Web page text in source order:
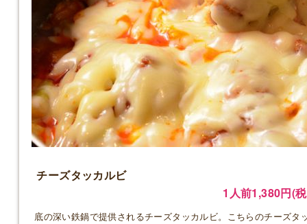
チーズタッカルビ
1人前1,380円(
底の深い鉄鍋で提供されるチーズタッカルビ。こちらのチーズタ